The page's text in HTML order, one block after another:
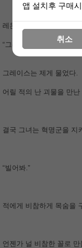
레온 윈스턴이 귀족의 가
“그레이스.”
그레이스는 제게 물었다.
어릴 적의 난 괴물을 만난
결국 그녀는 혁명군을 지
“빌어봐.”
적에게 비참하게 목숨을
언젠가 널 비참한 꼴로 만
앱 설치후 구매
취소